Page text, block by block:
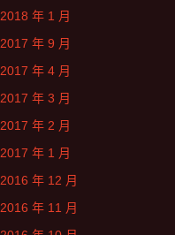
2018 年 1 月
2017 年 9 月
2017 年 4 月
2017 年 3 月
2017 年 2 月
2017 年 1 月
2016 年 12 月
2016 年 11 月